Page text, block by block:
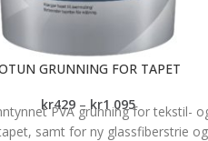
GRUNNING FOR TAPET
kr429 – kr1 095
PVA grunning for tekstil-
samt for ny glassfiberstrie og